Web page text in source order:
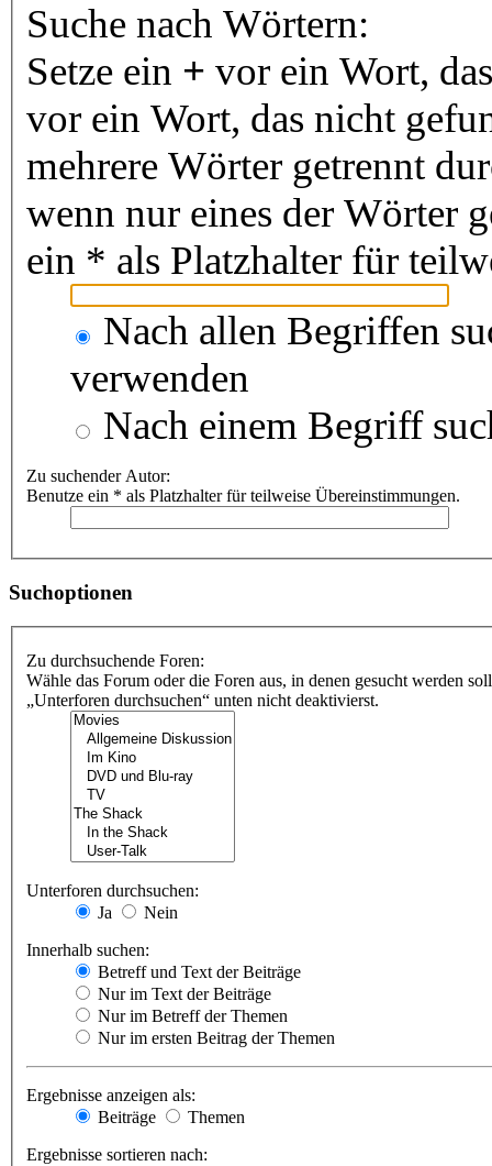
Suche nach Wörtern:
Setze ein + vor ein Wort,
vor ein Wort, das nicht
mehrere Wörter getrennt
wenn nur eines der Wörter
ein * als Platzhalter für
Nach allen Begriffen
verwenden
Nach einem Begriff
Zu suchender Autor:
Benutze ein * als Platzhalter für teilweise Übereinstimmungen.
Suchoptionen
Zu durchsuchende Foren:
Wähle das Forum oder die Foren aus, in denen gesucht werden
„Unterforen durchsuchen“ unten nicht deaktivierst.
Unterforen durchsuchen:
Ja
Nein
Innerhalb suchen:
Betreff und Text der Beiträge
Nur im Text der Beiträge
Nur im Betreff der Themen
Nur im ersten Beitrag der Themen
Ergebnisse anzeigen als:
Beiträge
Themen
Ergebnisse sortieren nach: